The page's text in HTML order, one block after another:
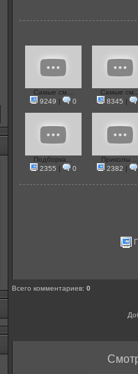
Самые см...
9249 | 0
Самые
8345 |
Подборка...
2355 | 0
Приколы
2382 |
Всего комментариев:0